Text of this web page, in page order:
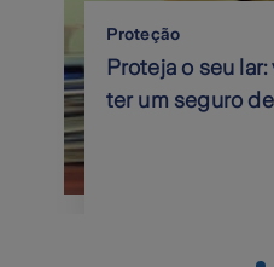
Proteção
Proteja o seu
ter um seguro